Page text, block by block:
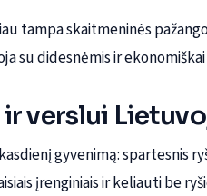
tampa skaitmeninės
su didesnėmis ir
verslui
gyvenimą: spartesnis
įrenginiais ir keliauti be